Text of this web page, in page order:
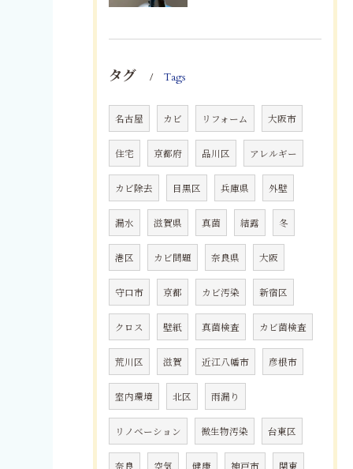
タグ Tags
名古屋 カビ リフォーム 大阪市
住宅 京都府 品川区 アレルギー
カビ除去 目黒区 兵庫県 外壁
漏水 滋賀県 真菌 結露 冬
港区 カビ問題 奈良県 大阪
守口市 京都 カビ汚染 新宿区
クロス 壁紙 真菌検査 カビ菌検査
荒川区 滋賀 近江八幡市 彦根市
室内環境 北区 雨漏り
リノベーション 微生物汚染 台東区
奈良 空気 健康 神戸市 関東